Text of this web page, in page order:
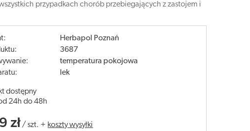
przypadkach chorób przebiegających z zastojem i
Herbapol Poznań
3687
temperatura pokojowa
lek
dostępny
24h do 48h
zł /szt. + koszty wysyłki